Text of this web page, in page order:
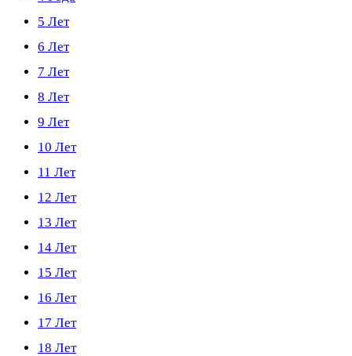
5 Лет
6 Лет
7 Лет
8 Лет
9 Лет
10 Лет
11 Лет
12 Лет
13 Лет
14 Лет
15 Лет
16 Лет
17 Лет
18 Лет